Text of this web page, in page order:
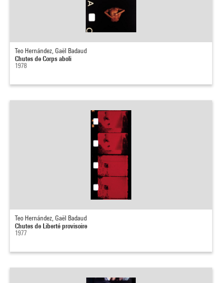
Teo Hernández, Gaël Badaud
Chutes de Corps aboli
1978
Teo Hernández, Gaël Badaud
Chutes de Liberté provisoire
1977